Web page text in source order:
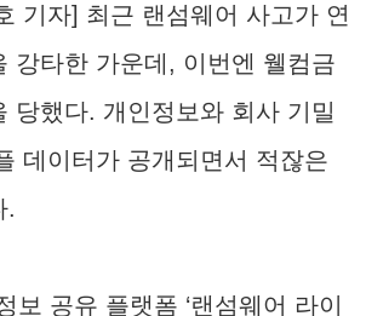
기자] 최근 랜섬웨어 사고가 연
강타한 가운데, 이번엔 웰컴금
당했다. 개인정보와 회사 기밀
데이터가 공개되면서 적잖은
.
보 공유 플랫폼 ‘랜섬웨어 라이